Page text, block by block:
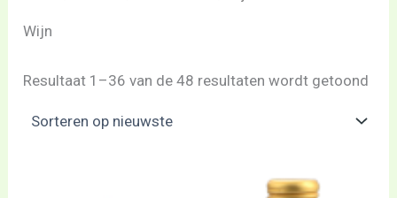
Wijn
Resultaat 1–36 van de 48 resultaten wordt getoond